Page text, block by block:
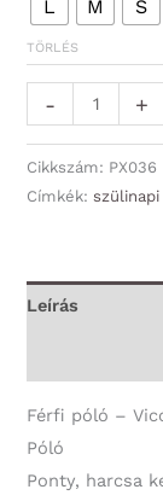
L M S
TÖRLÉS
-
-
Férfi
póló
Póló
-
Horgász
+
Cikkszám: PX036
Címkék:szülinapi
Leírás
Férfi póló –
Póló
Ponty, harcsa